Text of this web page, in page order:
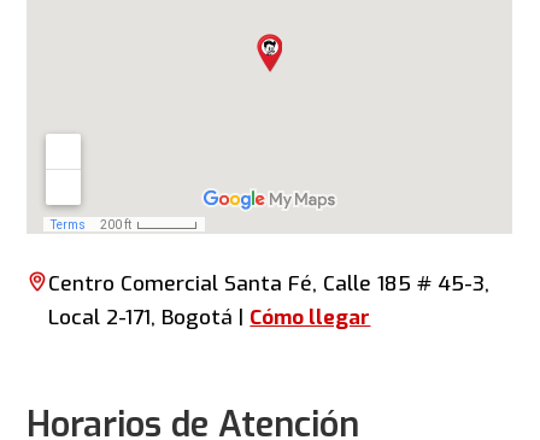
Centro Comercial Santa Fé, Calle 185 # 45-3,
Local 2-171, Bogotá | Cómo llegar
Horarios de Atención